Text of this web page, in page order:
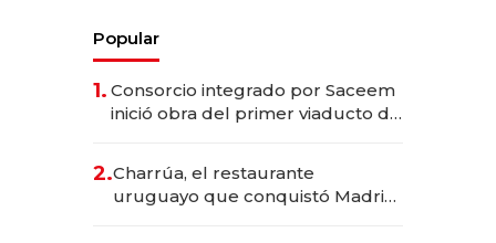
Popular
1. Consorcio integrado por Saceem
inició obra del primer viaducto de
millones
2.Charrúa, el restaurante
uruguayo que conquistó Madrid: